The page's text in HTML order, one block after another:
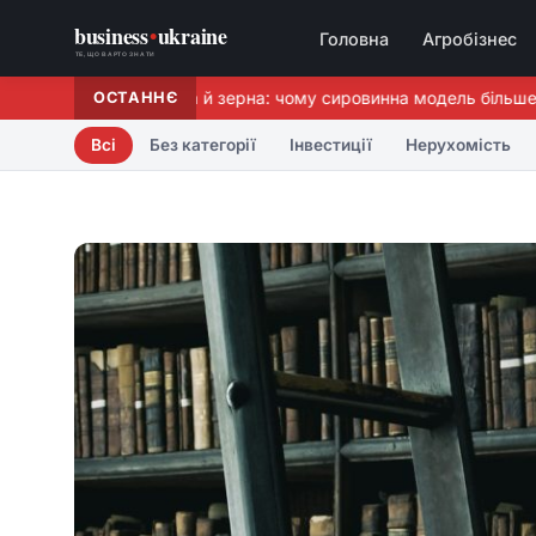
business•ukraine
ТЕ, ЩО ВАРТО ЗНАТИ
Головна Агробізнес
ОСТАННЄ
молока, м’яса й зерна: чому сировинна модель більше не
Всі Без категорії Інвестиції Нерухомість